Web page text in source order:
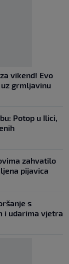
vikend! Evo
grmljavinu
Potop u Ilici,
zahvatilo
pijavica
s
i udarima vjetra